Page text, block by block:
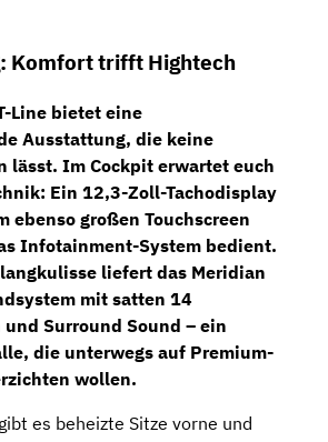
Komfort trifft Hightech
Line bietet eine
Ausstattung, die keine
lässt. Im Cockpit erwartet euch
Ein 12,3-Zoll-Tachodisplay
ebenso großen Touchscreen
Infotainment-System bedient.
liefert das Meridian
mit satten 14
Surround Sound – ein
die unterwegs auf Premium-
wollen.
es beheizte Sitze vorne und